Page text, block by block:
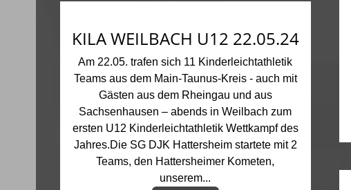
KILA WEILBACH U12 22.05.24
Am 22.05. trafen sich 11 Kinderleichtathletik
Teams aus dem Main-Taunus-Kreis - auch mit
Gästen aus dem Rheingau und aus
Sachsenhausen – abends in Weilbach zum
ersten U12 Kinderleichtathletik Wettkampf des
Jahres.Die SG DJK Hattersheim startete mit 2
Teams, den Hattersheimer Kometen,
unserem...